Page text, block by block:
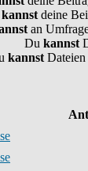
kannst deine
an
Du kannst
kannst